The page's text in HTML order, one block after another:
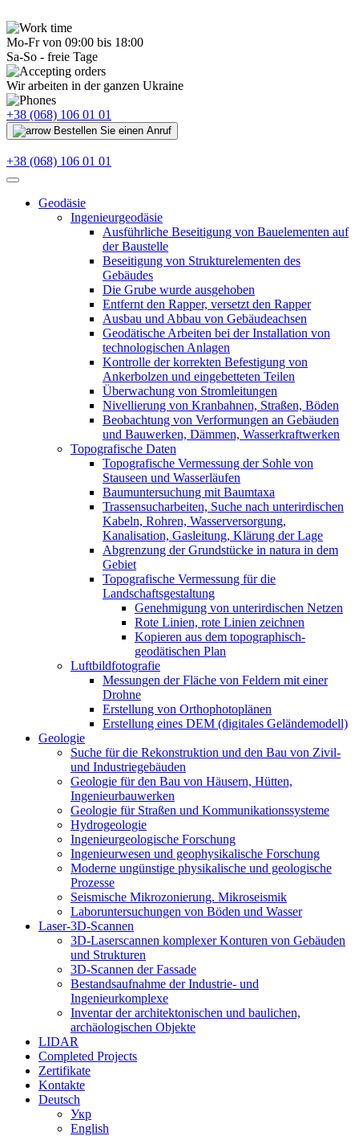
Mo-Fr von 09:00 bis 18:00
Sa-So - freie Tage
Wir arbeiten in der ganzen Ukraine
+38 (068) 106 01 01
Bestellen Sie einen Anruf
+38 (068) 106 01 01
Geodäsie
Ingenieurgeodäsie
Ausführliche Beseitigung von Bauelementen auf
der Baustelle
Beseitigung von Strukturelementen des
Gebäudes
Die Grube wurde ausgehoben
Entfernt den Rapper, versetzt den Rapper
Ausbau und Abbau von Gebäudeachsen
Geodätische Arbeiten bei der Installation von
technologischen Anlagen
Kontrolle der korrekten Befestigung von
Ankerbolzen und eingebetteten Teilen
Überwachung von Stromleitungen
Nivellierung von Kranbahnen, Straßen, Böden
Beobachtung von Verformungen an Gebäuden
und Bauwerken, Dämmen, Wasserkraftwerken
Topografische Daten
Topografische Vermessung der Sohle von
Stauseen und Wasserläufen
Baumuntersuchung mit Baumtaxa
Trassensucharbeiten, Suche nach unterirdischen
Kabeln, Rohren, Wasserversorgung,
Kanalisation, Gasleitung, Klärung der Lage
Abgrenzung der Grundstücke in natura in dem
Gebiet
Topografische Vermessung für die
Landschaftsgestaltung
Genehmigung von unterirdischen Netzen
Rote Linien, rote Linien zeichnen
Kopieren aus dem topographisch-
geodätischen Plan
Luftbildfotografie
Messungen der Fläche von Feldern mit einer
Drohne
Erstellung von Orthophotoplänen
Erstellung eines DEM (digitales Geländemodell)
Geologie
Suche für die Rekonstruktion und den Bau von Zivil-
und Industriegebäuden
Geologie für den Bau von Häusern, Hütten,
Ingenieurbauwerken
Geologie für Straßen und Kommunikationssysteme
Hydrogeologie
Ingenieurgeologische Forschung
Ingenieurwesen und geophysikalische Forschung
Moderne ungünstige physikalische und geologische
Prozesse
Seismische Mikrozonierung. Mikroseismik
Laboruntersuchungen von Böden und Wasser
Laser-3D-Scannen
3D-Laserscannen komplexer Konturen von Gebäuden
und Strukturen
3D-Scannen der Fassade
Bestandsaufnahme der Industrie- und
Ingenieurkomplexe
Inventar der architektonischen und baulichen,
archäologischen Objekte
LIDAR
Completed Projects
Zertifikate
Kontakte
Deutsch
Укр
English